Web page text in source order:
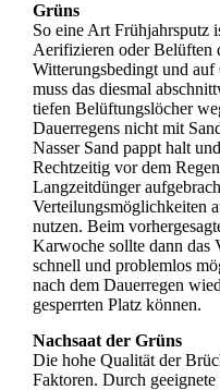
Grüns
So eine Art Frühjahrsputz
Aerifizieren oder Belüften
Witterungsbedingt und auf
muss das diesmal
tiefen Belüftungslöcher
Dauerregens nicht mit
Nasser Sand pappt halt
Rechtzeitig vor dem
Langzeitdünger
Verteilungsmöglichkeiten
nutzen. Beim
Karwoche sollte dann das
schnell und problemlos
nach dem Dauerregen
gesperrten Platz können.
Nachsaat der Grüns
Die hohe Qualität der
Faktoren. Durch